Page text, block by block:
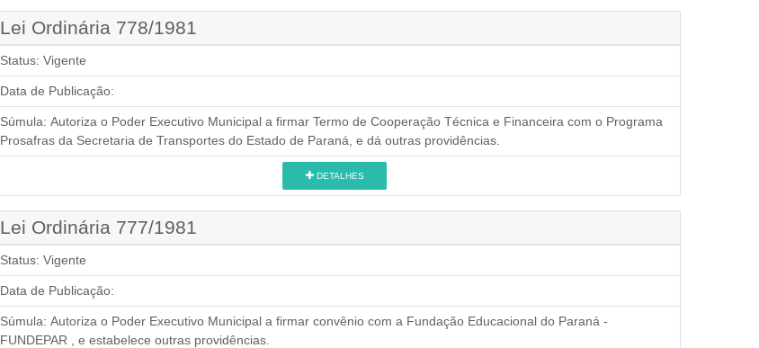
Lei Ordinária 778/1981
Status: Vigente
Data de Publicação:
Súmula: Autoriza o Poder Executivo Municipal a firmar Termo de Cooperação Técnica e Financeira com o Programa
Prosafras da Secretaria de Transportes do Estado de Paraná, e dá outras providências.
DETALHES
Lei Ordinária 777/1981
Status: Vigente
Data de Publicação:
Súmula: Autoriza o Poder Executivo Municipal a firmar convênio com a Fundação Educacional do Paraná -
FUNDEPAR , e estabelece outras providências.